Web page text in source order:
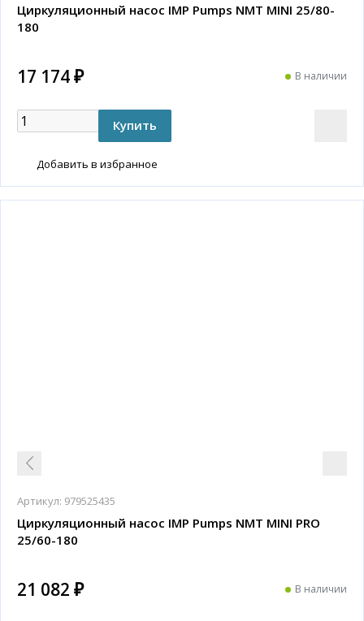
Циркуляционный насос IMP Pumps NMT MINI 25/80-
180
17 174 ₽ В наличии
Добавить в избранное
Артикул: 979525435
Циркуляционный насос IMP Pumps NMT MINI PRO
25/60-180
21 082 ₽ В наличии